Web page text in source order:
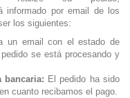
informado por email de los
los siguientes:
un email con el estado de
se está procesando y
bancaria: El pedido ha sido
cuanto recibamos el pago.